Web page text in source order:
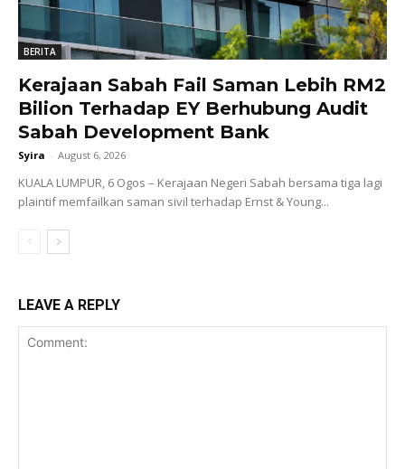
BERITA
Kerajaan Sabah Fail Saman Lebih RM2
Bilion Terhadap EY Berhubung Audit
Sabah Development Bank
Syira - August 6, 2026
KUALA LUMPUR, 6 Ogos – Kerajaan Negeri Sabah bersama tiga lagi
plaintif memfailkan saman sivil terhadap Ernst & Young...
LEAVE A REPLY